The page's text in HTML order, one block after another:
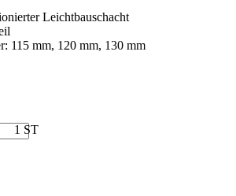
Leichtbauschacht
: 115 mm, 120 mm, 130 mm
1 ST